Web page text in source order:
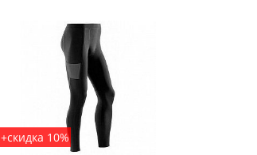
+скидка 10%